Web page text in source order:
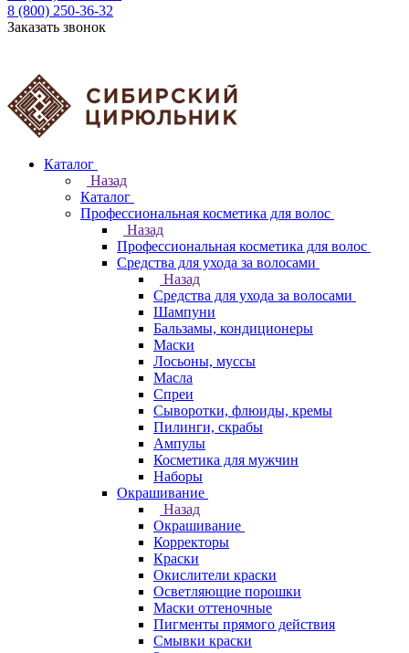
8 (800) 250-36-32
Заказать звонок
Каталог
Назад
Каталог
Профессиональная косметика для волос
Назад
Профессиональная косметика для волос
Средства для ухода за волосами
Назад
Средства для ухода за волосами
Шампуни
Бальзамы, кондиционеры
Маски
Лосьоны, муссы
Масла
Спреи
Сыворотки, флюиды, кремы
Пилинги, скрабы
Ампулы
Косметика для мужчин
Наборы
Окрашивание
Назад
Окрашивание
Корректоры
Краски
Окислители краски
Осветляющие порошки
Маски оттеночные
Пигменты прямого действия
Смывки краски